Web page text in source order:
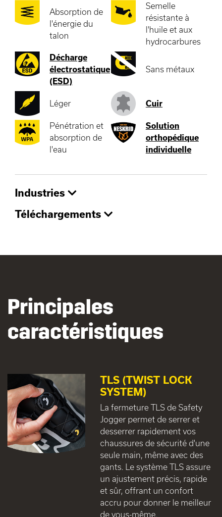
Absorption de
l'énergie du
talon
Semelle
résistante à
l'huile et aux
hydrocarbures
Décharge
électrostatique
(ESD)
Sans métaux
Léger Cuir
Pénétration et
absorption de
l'eau
Solution
orthopédique
individuelle
Industries
Téléchargements
Principales
caractéristiques
TLS (TWIST LOCK
SYSTEM)
La fermeture TLS de Safety
Jogger permet de serrer et
desserrer rapidement vos
chaussures de sécurité d'une
seule main, même avec des
gants. Le système TLS assure
un ajustement précis, rapide
et sûr, offrant un confort
accru pour donner le meilleur
de vous-même.